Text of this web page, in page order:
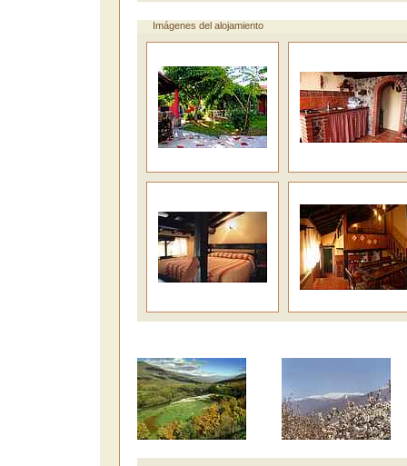
Imágenes del alojamiento